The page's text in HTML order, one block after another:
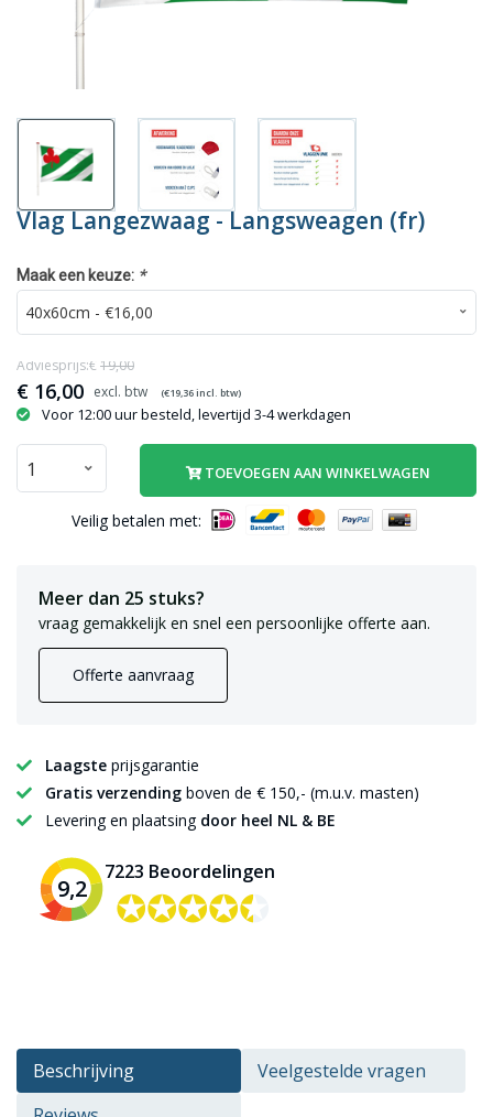
Vlag Langezwaag - Langsweagen (fr)
Maak een keuze: *
€ 16,00 (€19,36incl. btw)
Adviesprijs:€ 19,00
Voor 12:00 uur besteld, levertijd 3-4 werkdagen
TOEVOEGEN AAN WINKELWAGEN
Veilig betalen met:
Meer dan 25 stuks?
vraag gemakkelijk en snel een persoonlijke offerte aan.
Offerte aanvraag
Laagste prijsgarantie
Gratis verzending boven de € 150,- (m.u.v. masten)
Levering en plaatsing door heel NL & BE
9,2
7223 Beoordelingen
✪✪✪✪✪
✪✪✪✪✪
Beschrijving
Veelgestelde vragen